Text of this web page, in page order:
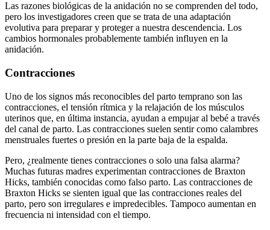
Las razones biológicas de la anidación no se comprenden del todo,
pero los investigadores creen que se trata de una adaptación
evolutiva para preparar y proteger a nuestra descendencia. Los
cambios hormonales probablemente también influyen en la
anidación.
Contracciones
Uno de los signos más reconocibles del parto temprano son las
contracciones, el tensión rítmica y la relajación de los músculos
uterinos que, en última instancia, ayudan a empujar al bebé a través
del canal de parto. Las contracciones suelen sentir como calambres
menstruales fuertes o presión en la parte baja de la espalda.
Pero, ¿realmente tienes contracciones o solo una falsa alarma?
Muchas futuras madres experimentan contracciones de Braxton
Hicks, también conocidas como falso parto. Las contracciones de
Braxton Hicks se sienten igual que las contracciones reales del
parto, pero son irregulares e impredecibles. Tampoco aumentan en
frecuencia ni intensidad con el tiempo.